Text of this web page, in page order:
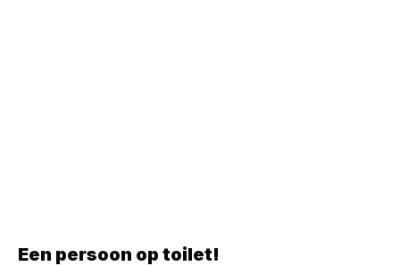
Een persoon op toilet!